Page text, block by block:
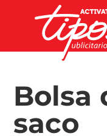
Bolsa
saco